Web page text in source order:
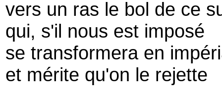
vers un ras le bol de ce
qui, s'il nous est imposé
se transformera en
et mérite qu'on le rejette